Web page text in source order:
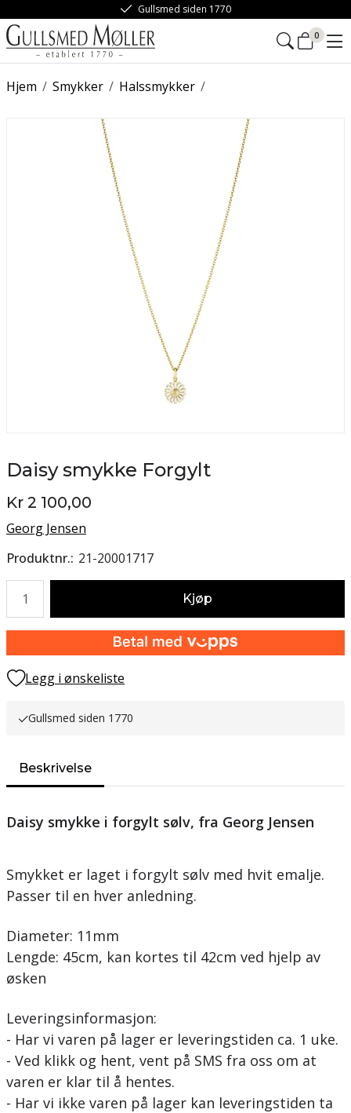
Gullsmed siden 1770
0
/
Hjem /
Smykker /
Halssmykker
Daisy smykke Forgylt
Kr 2 100,00
Georg Jensen
Produktnr. 21-20001717
Kjøp
Legg i ønskeliste
Gullsmed siden 1770
Beskrivelse
Daisy smykke i forgylt sølv, fra Georg Jensen
Smykket er laget i forgylt sølv med hvit emalje.
Passer til en hver anledning.
Diameter: 11mm
Lengde: 45cm, kan kortes til 42cm ved hjelp av
øsken
Leveringsinformasjon:
- Har vi varen på lager er leveringstiden ca. 1 uke.
- Ved klikk og hent, vent på SMS fra oss om at
varen er klar til å hentes.
- Har vi ikke varen på lager kan leveringstiden ta